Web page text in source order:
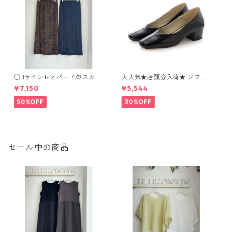
◯ Iラインレオパードのスカー
¥7,150
50%OFF
大人気★店頭分入荷★ ソフト
スクエアヒールローファー I
Y5696
¥5,544
30%OFF
セール中の商品